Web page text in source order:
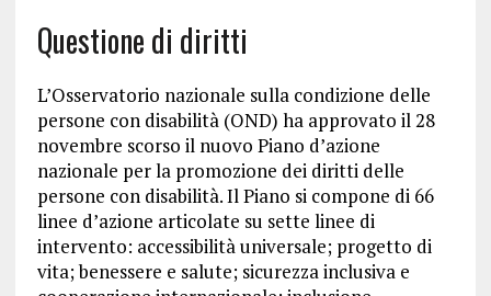
Questione di diritti
L’Osservatorio nazionale sulla condizione delle
persone con disabilità (OND) ha approvato il 28
novembre scorso il nuovo Piano d’azione
nazionale per la promozione dei diritti delle
persone con disabilità. Il Piano si compone di 66
linee d’azione articolate su sette linee di
intervento: accessibilità universale; progetto di
vita; benessere e salute; sicurezza inclusiva e